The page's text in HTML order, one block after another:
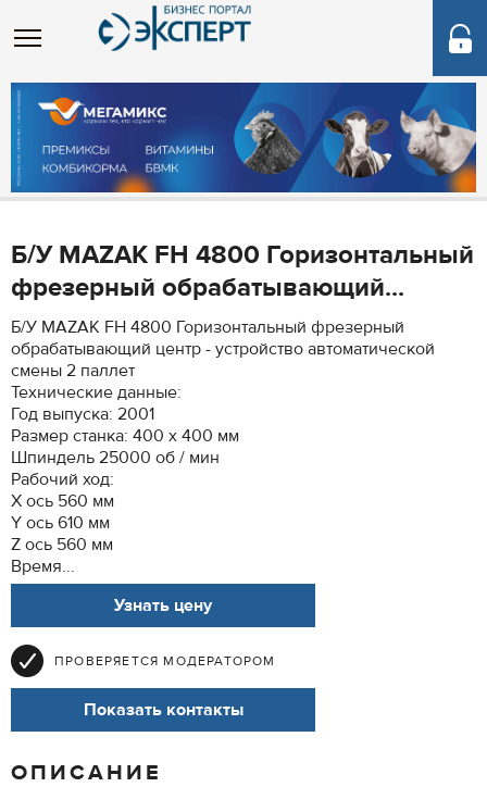
Б/У MAZAK FH 4800 Горизонтальный
фрезерный обрабатывающий...
Б/У MAZAK FH 4800 Горизонтальный фрезерный
обрабатывающий центр - устройство автоматической
смены 2 паллет
Технические данные:
Год выпуска: 2001
Размер станка: 400 x 400 мм
Шпиндель 25000 об / мин
Рабочий ход:
X ось 560 мм
Y ось 610 мм
Z ось 560 мм
Время...
Узнать цену
ПРОВЕРЯЕТСЯ МОДЕРАТОРОМ
Показать контакты
ОПИСАНИЕ